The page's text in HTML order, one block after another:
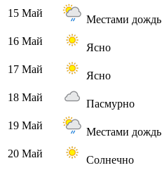
15 Май
Местами дождь
16 Май
Ясно
17 Май
Ясно
18 Май
Пасмурно
19 Май
Местами дождь
20 Май
Солнечно